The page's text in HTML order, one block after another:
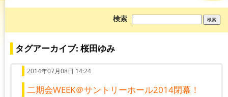
検索
を
タグアーカイブ: 桜田ゆみ
2014年07月08日 14:24
二期会WEEK＠サントリーホール2014閉幕！